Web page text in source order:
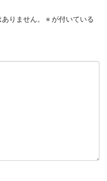
りません。 ※ が付いている